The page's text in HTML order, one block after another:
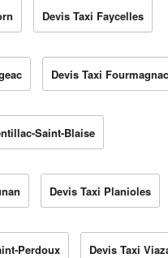
Devis Taxi Faycelles
Devis Taxi Fourmagnac
Saint-Blaise
Devis Taxi Planioles
Perdoux Devis Taxi